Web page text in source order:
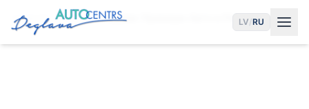
LV/RU
Главная Услуги Сервис Премиум Авто в Риге